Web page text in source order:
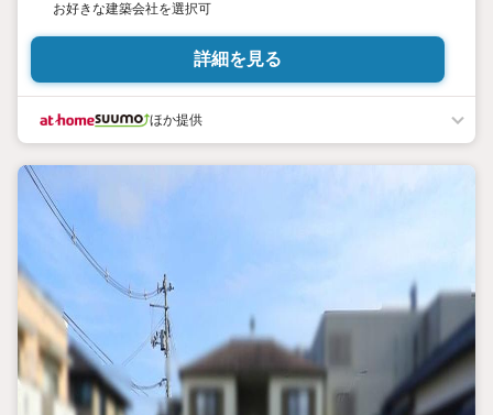
お好きな建築会社を選択可
詳細を見る
ほか提供